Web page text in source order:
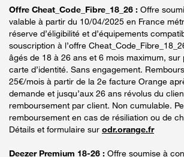
Offre Cheat_Code_Fibre_18_26 : Offre
valable à partir du 10/04/2025 en France
réserve d’éligibilité et d’équipements
souscription à l’offre
âgés de 18 à 26 ans et 6 mois maximum, sur
carte d’identité. Sans engagement.
25€/mois à partir de la 2e facture Orange
demande et jusqu’aux 26 ans révolus du
remboursement par client. Non cumulable.
remboursement en cas de résiliation ou de
Détails et formulaire sur odr.orange.fr
Deezer Premium 18-26 : Offre soumise à